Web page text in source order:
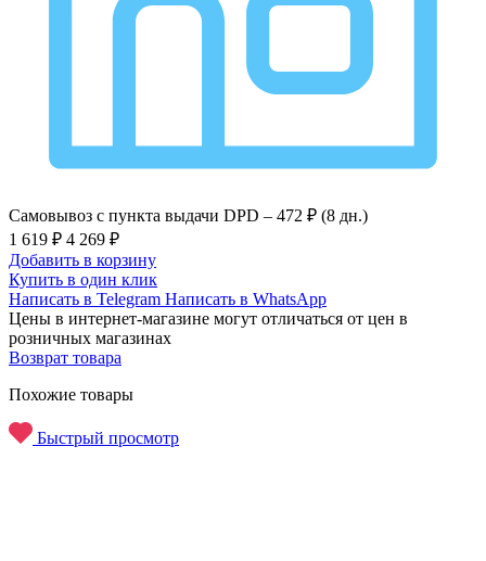
Самовывоз с пункта выдачи DPD – 472 ₽ (8 дн.)
1 619 ₽ 4 269 ₽
Добавить в корзину
Купить в один клик
Написать в Telegram Написать в WhatsApp
Цены в интернет-магазине могут отличаться от цен в
розничных магазинах
Возврат товара
Похожие товары
Быстрый просмотр